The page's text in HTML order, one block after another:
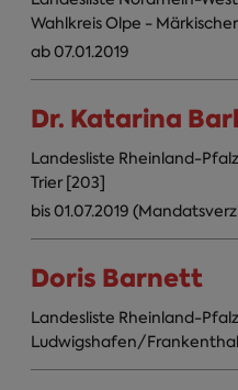
Wahlkreis Olpe - Märkischer
ab 07.01.2019
Dr. Katarina
Landesliste Rheinland-
Trier [203]
bis 01.07.2019
Doris Barnett
Landesliste Rheinland-
Ludwigshafen/